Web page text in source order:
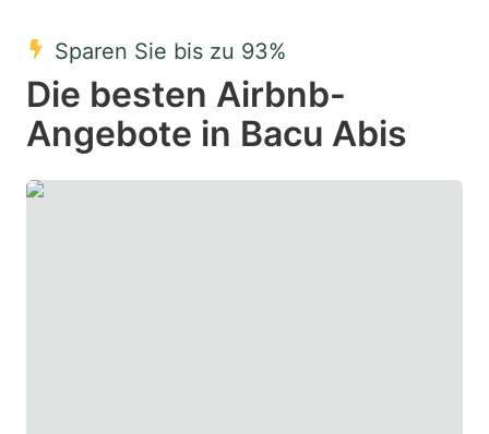
key
to
get
the
keyboard
to
get
the
keyboard
Sparen Sie bis zu 93%
Die besten Airbnb-
Angebote in Bacu Abis